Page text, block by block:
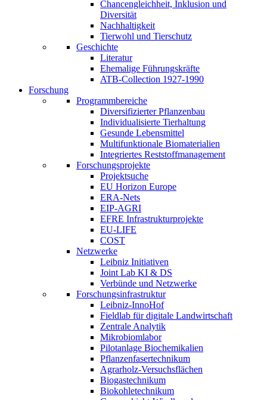
Chancengleichheit, Inklusion und
Diversität
Nachhaltigkeit
Tierwohl und Tierschutz
Geschichte
Literatur
Ehemalige Führungskräfte
ATB-Collection 1927-1990
Forschung
Programmbereiche
Diversifizierter Pflanzenbau
Individualisierte Tierhaltung
Gesunde Lebensmittel
Multifunktionale Biomaterialien
Integriertes Reststoffmanagement
Forschungsprojekte
Projektsuche
EU Horizon Europe
ERA-Nets
EIP-AGRI
EFRE Infrastrukturprojekte
EU-LIFE
COST
Netzwerke
Leibniz Initiativen
Joint Lab KI & DS
Verbünde und Netzwerke
Forschungsinfrastruktur
Leibniz-InnoHof
Fieldlab für digitale Landwirtschaft
Zentrale Analytik
Mikrobiomlabor
Pilotanlage Biochemikalien
Pflanzenfasertechnikum
Agrarholz-Versuchsflächen
Biogastechnikum
Biokohletechnikum